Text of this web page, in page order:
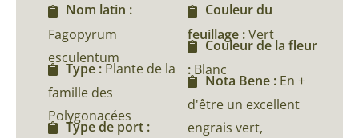
Nom latin :
Fagopyrum
esculentum
Type :Plante de la
famille des
Polygonacées
Type de port :
Couleur du
feuillage :Vert
Couleur de la fleur
: Blanc
Nota Bene : En +
d'être un excellent
engrais vert,